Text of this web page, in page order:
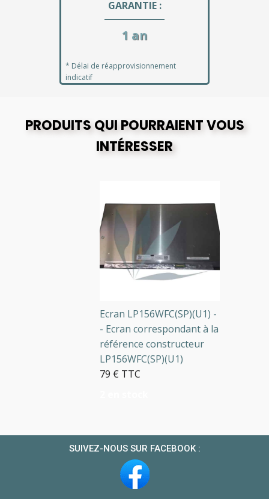
GARANTIE :
1 an
* Délai de réapprovisionnement
indicatif
PRODUITS QUI POURRAIENT VOUS
INTÉRESSER
Ecran LP156WFC(SP)(U1) -
- Ecran correspondant à la
référence constructeur
LP156WFC(SP)(U1)
79 € TTC
SUIVEZ-NOUS SUR FACEBOOK :